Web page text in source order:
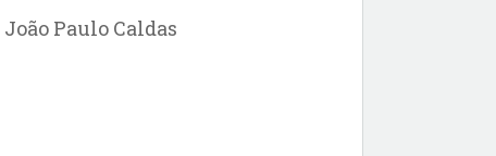
João Paulo Caldas